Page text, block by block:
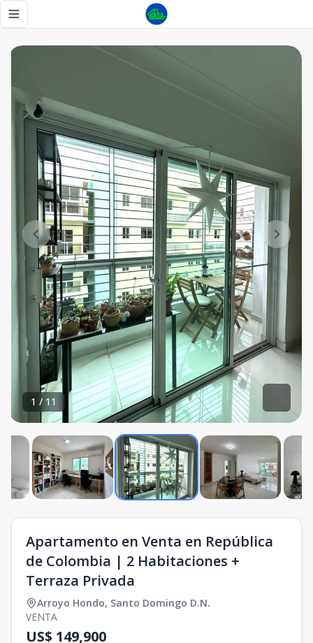
Toggle navigation menu
1 / 11
Apartamento en Venta en República
de Colombia | 2 Habitaciones +
Terraza Privada
Arroyo Hondo, Santo Domingo D.N.
VENTA
US$ 149,900
Apartamento en Venta en República de Colombia | 2